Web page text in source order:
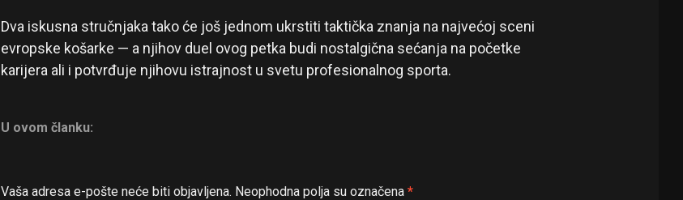
Dva iskusna stručnjaka tako će još jednom ukrstiti taktička znanja na najvećoj sceni
evropske košarke — a njihov duel ovog petka budi nostalgična sećanja na početke
karijera ali i potvrđuje njihovu istrajnost u svetu profesionalnog sporta.
U ovom članku:
Vaša adresa e-pošte neće biti objavljena. Neophodna polja su označena *